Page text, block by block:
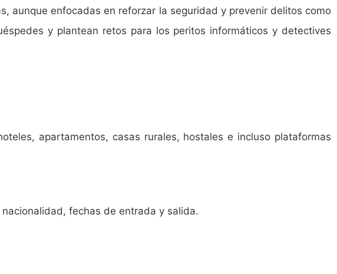
aunque enfocadas en reforzar la seguridad y prevenir delitos como
y plantean retos para los peritos informáticos y detectives
apartamentos, casas rurales, hostales e incluso plataformas
fechas de entrada y salida.